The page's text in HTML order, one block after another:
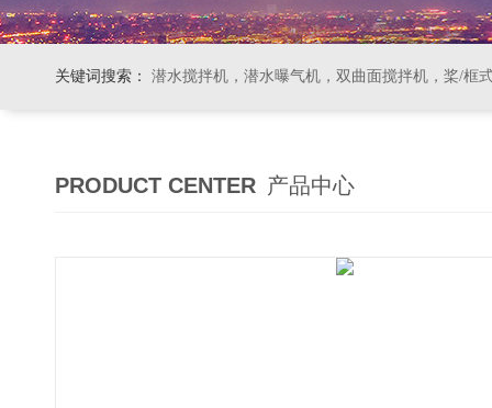
关键词搜索： 潜水搅拌机，潜水曝气机，双曲面搅拌机，桨/框式搅拌
PRODUCT CENTER 产品中心